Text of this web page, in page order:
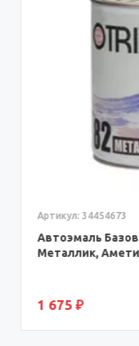
Артикул: 34454673
Автоэмаль
Металлик,
1 675 ₽